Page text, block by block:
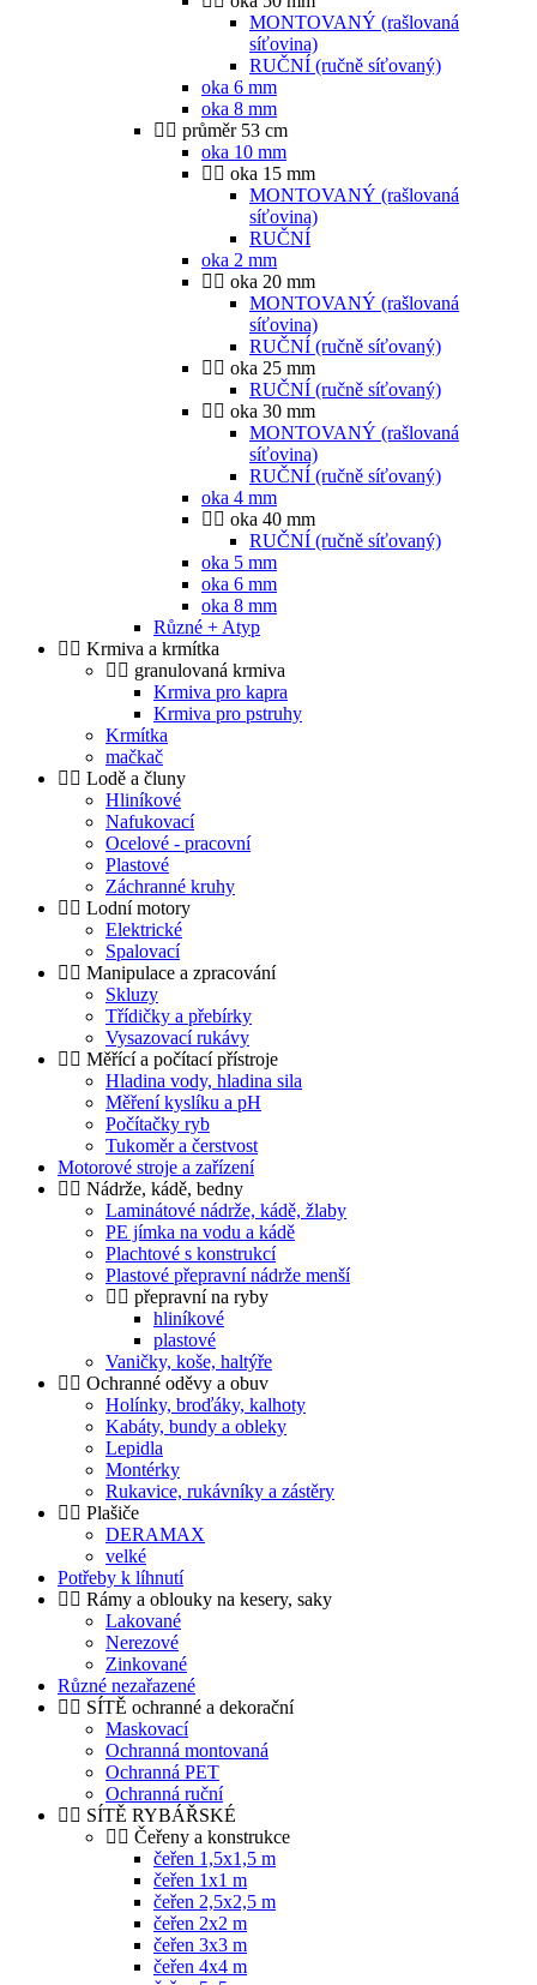
MONTOVANÝ (rašlovaná
síťovina)
RUČNÍ (ručně síťovaný)
oka 6 mm
oka 8 mm
průměr 53 cm
oka 10 mm
oka 15 mm
MONTOVANÝ (rašlovaná
síťovina)
RUČNÍ
oka 2 mm
oka 20 mm
MONTOVANÝ (rašlovaná
síťovina)
RUČNÍ (ručně síťovaný)
oka 25 mm
RUČNÍ (ručně síťovaný)
oka 30 mm
MONTOVANÝ (rašlovaná
síťovina)
RUČNÍ (ručně síťovaný)
oka 4 mm
oka 40 mm
RUČNÍ (ručně síťovaný)
oka 5 mm
oka 6 mm
oka 8 mm
Různé + Atyp
Krmiva a krmítka
granulovaná krmiva
Krmiva pro kapra
Krmiva pro pstruhy
Krmítka
mačkač
Lodě a čluny
Hliníkové
Nafukovací
Ocelové - pracovní
Plastové
Záchranné kruhy
Lodní motory
Elektrické
Spalovací
Manipulace a zpracování
Skluzy
Třídičky a přebírky
Vysazovací rukávy
Měřící a počítací přístroje
Hladina vody, hladina sila
Měření kyslíku a pH
Počítačky ryb
Tukoměr a čerstvost
Motorové stroje a zařízení
Nádrže, kádě, bedny
Laminátové nádrže, kádě, žlaby
PE jímka na vodu a kádě
Plachtové s konstrukcí
Plastové přepravní nádrže menší
přepravní na ryby
hliníkové
plastové
Vaničky, koše, haltýře
Ochranné oděvy a obuv
Holínky, broďáky, kalhoty
Kabáty, bundy a obleky
Lepidla
Montérky
Rukavice, rukávníky a zástěry
Plašiče
DERAMAX
velké
Potřeby k líhnutí
Rámy a oblouky na kesery, saky
Lakované
Nerezové
Zinkované
Různé nezařazené
SÍTĚ ochranné a dekorační
Maskovací
Ochranná montovaná
Ochranná PET
Ochranná ruční
SÍTĚ RYBÁŘSKÉ
Čeřeny a konstrukce
čeřen 1,5x1,5 m
čeřen 1x1 m
čeřen 2,5x2,5 m
čeřen 2x2 m
čeřen 3x3 m
čeřen 4x4 m